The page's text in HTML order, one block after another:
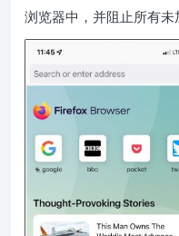
浏览器中，并阻止所有未